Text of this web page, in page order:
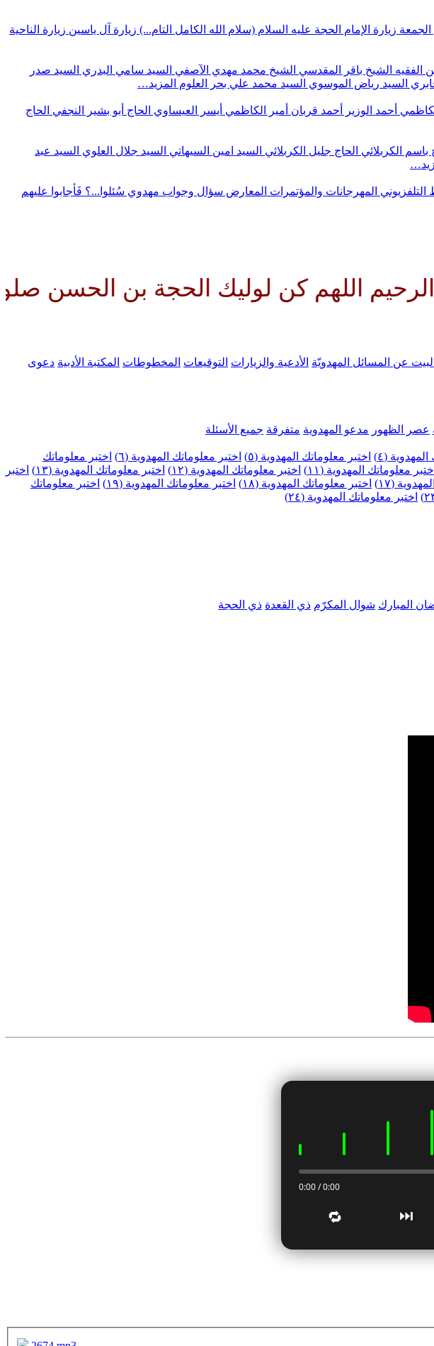
الجمعة زيارة الإمام الحجة عليه السلام (سلام الله الكامل التام...) زيارة آل ياسين زيارة الناحية
الفقيه الشيخ باقر المقدسي الشيخ محمد مهدي الآصفي السيد سامي البدري السيد صدر
السيد رياض الموسوي السيد محمد علي بحر العلوم المزيد…
أحمد الوزير أحمد قربان أمير الكاظمي أيسر العيساوي الحاج أبو بشير النجفي الحاج
باسم الكربلائي الحاج جليل الكربلائي السيد امين السيهاتي السيد جلال العلوي السيد عبد
التلفزيوني المهرجانات والمؤتمرات المعارض سؤال وجواب مهدوي سُئلوا...؟ فَأجابوا عليهم
كن لوليك الحجة بن الحسن صلواتك
عن المسائل المهدويّة الأدعية والزيارات التوقيعات المخطوطات المكتبة الأدبية دعوى
عصر الظهور مدعو المهدوية متفرقة جميع الأسئلة
(٤) اختبر معلوماتك المهدوية (٥) اختبر معلوماتك المهدوية (٦)
اختبر معلوماتك
اختبر معلوماتك المهدوية (١١) اختبر معلوماتك المهدوية (١٢) اختبر معلوماتك المهدوية (١٣)
اختبر
(١٧) اختبر معلوماتك المهدوية (١٨) اختبر معلوماتك المهدوية (١٩)
اختبر معلوماتك
اختبر معلوماتك المهدوية (٢٤)
المبارك شوال المكرّم ذي القعدة ذي الحجة
0:00 / 0:00
⏭
🔁